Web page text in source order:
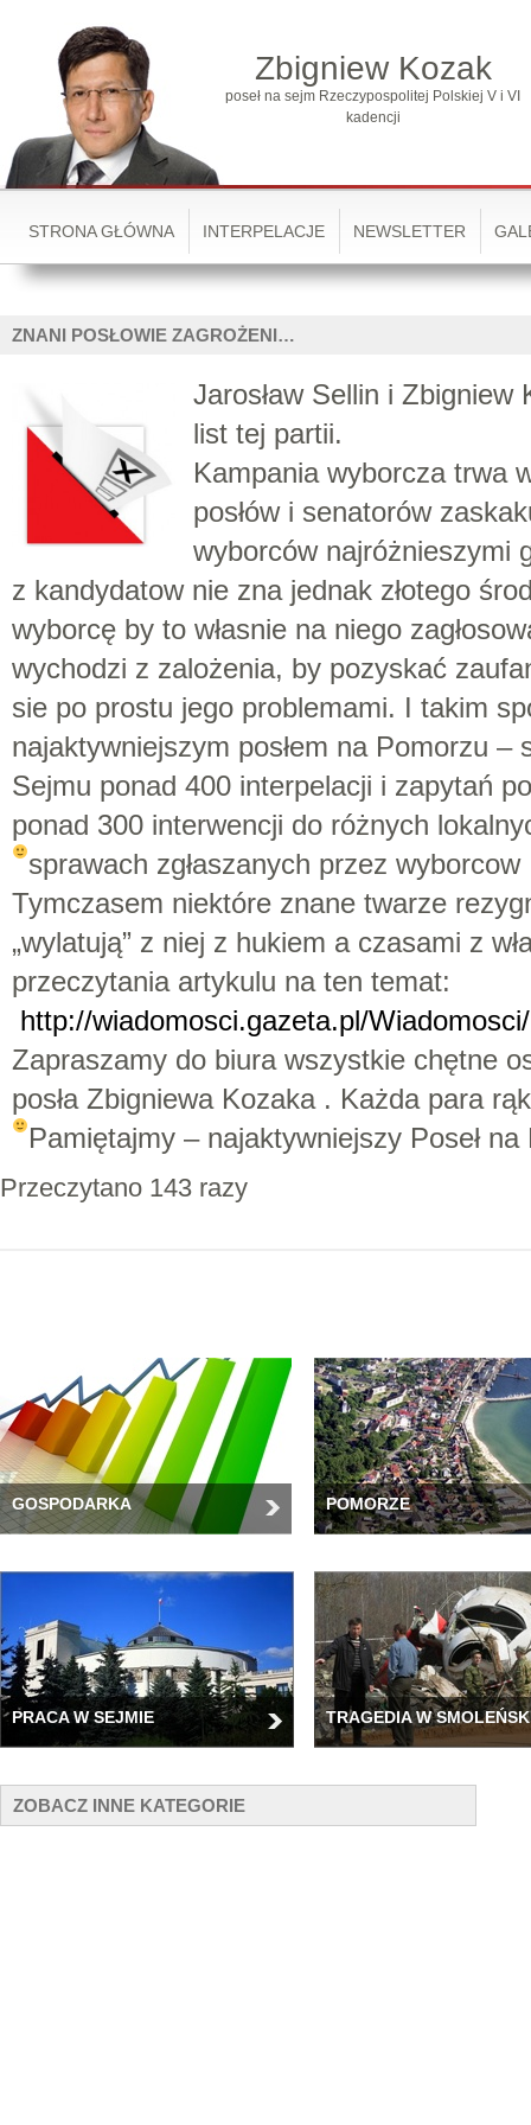
Zbigniew Kozak
poseł na sejm Rzeczypospolitej Polskiej V i VI
kadencji
STRONA GŁÓWNA INTERPELACJE NEWSLETTER
ZNANI POSŁOWIE ZAGROŻENI…
Jarosław Sellin i
list tej partii.
Kampania wyborcza trwa
posłów i senatorów
wyborców najróżnieszymi
z kandydatow nie zna jednak złotego
wyborcę by to własnie na niego
wychodzi z zalożenia, by pozyskać
sie po prostu jego problemami. I takim
najaktywniejszym posłem na Pomorzu –
Sejmu ponad 400 interpelacji i zapytań
ponad 300 interwencji do różnych
sprawach zgłaszanych przez wyborcow
Tymczasem niektóre znane twarze
„wylatują” z niej z hukiem a czasami z
przeczytania artykulu na ten temat:
http://wiadomosci.gazeta.pl/
Zapraszamy do biura wszystkie chętne
posła Zbigniewa Kozaka . Każda para
Pamiętajmy – najaktywniejszy Poseł
Przeczytano 143 razy
GOSPODARKA POMORZE
PRACA W SEJMIE TRAGEDIA W
ZOBACZ INNE KATEGORIE